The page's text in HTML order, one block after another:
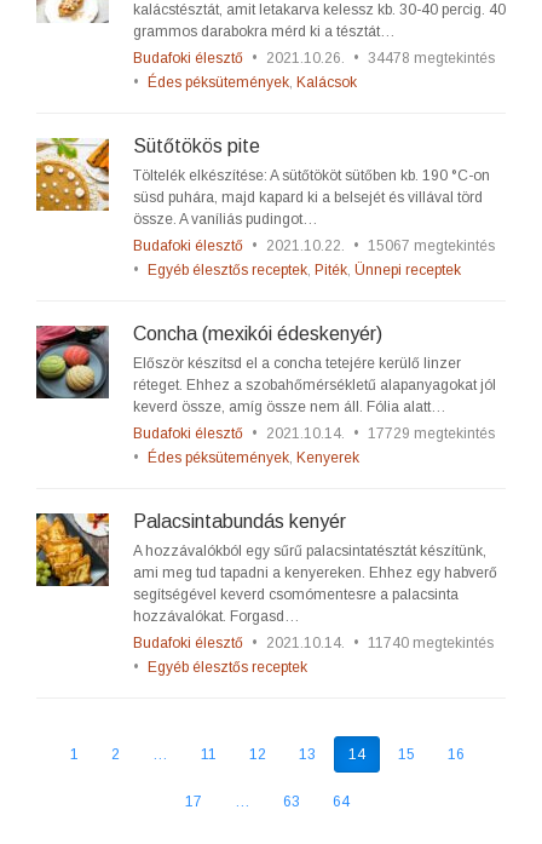
kalácstésztát, amit letakarva kelessz kb. 30-40 percig. 40
grammos darabokra mérd ki a tésztát…
Budafoki élesztő • 2021.10.26. • 34478 megtekintés
•
Édes péksütemények, Kalácsok
Sütőtökös pite
Töltelék elkészítése: A sütőtököt sütőben kb. 190 °C-on
süsd puhára, majd kapard ki a belsejét és villával törd
össze. A vaníliás pudingot…
Budafoki élesztő • 2021.10.22. • 15067 megtekintés
•
Egyéb élesztős receptek, Piték, Ünnepi receptek
Concha (mexikói édeskenyér)
Először készítsd el a concha tetejére kerülő linzer
réteget. Ehhez a szobahőmérsékletű alapanyagokat jól
keverd össze, amíg össze nem áll. Fólia alatt…
Budafoki élesztő • 2021.10.14. • 17729 megtekintés
•
Édes péksütemények, Kenyerek
Palacsintabundás kenyér
A hozzávalókból egy sűrű palacsintatésztát készítünk,
ami meg tud tapadni a kenyereken. Ehhez egy habverő
segítségével keverd csomómentesre a palacsinta
hozzávalókat. Forgasd…
Budafoki élesztő • 2021.10.14. • 11740 megtekintés
•
Egyéb élesztős receptek
1 2 … 11 12 13 14 15 16
17 … 63 64